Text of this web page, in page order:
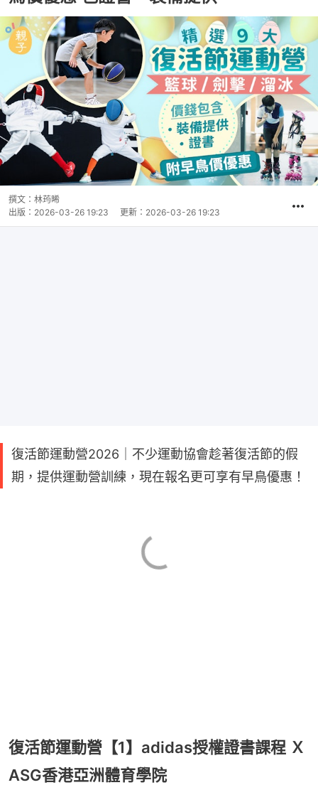
撰文： 林荺晞
出版： 2026-03-26 19:23 更新： 2026-03-26 19:23
復活節運動營2026｜不少運動協會趁著復活節的假
期，提供運動營訓練，現在報名更可享有早鳥優惠！
復活節運動營【1】adidas授權證書課程 Ｘ
ASG香港亞洲體育學院